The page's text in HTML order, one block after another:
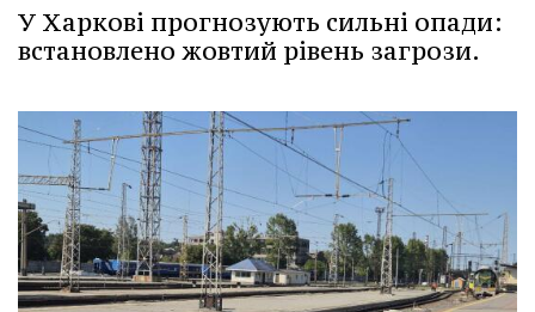
У Харкові прогнозують сильні опади:
встановлено жовтий рівень загрози.